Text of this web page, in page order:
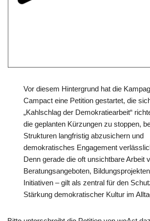
Vor diesem Hintergrund hat die
Campact eine Petition gestartet, die
„Kahlschlag der Demokratiearbeit“
die geplanten Kürzungen zu stoppen,
Strukturen langfristig abzusichern und
demokratisches Engagement
Denn gerade die oft unsichtbare Arbeit
Beratungsangeboten,
Initiativen – gilt als zentral für den
Stärkung demokratischer Kultur im